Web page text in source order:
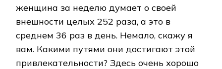
женщина за неделю думает о своей
внешности целых 252 раза, а это в
среднем 36 раз в день. Немало, скажу я
вам. Какими путями они достигают этой
привлекательности? Здесь очень хорошо